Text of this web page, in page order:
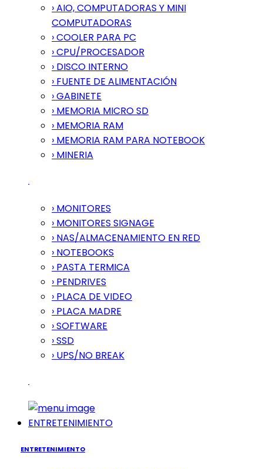
› AIO, COMPUTADORAS Y MINI
COMPUTADORAS
› COOLER PARA PC
› CPU/PROCESADOR
› DISCO INTERNO
› FUENTE DE ALIMENTACIÓN
› GABINETE
› MEMORIA MICRO SD
› MEMORIA RAM
› MEMORIA RAM PARA NOTEBOOK
› MINERIA
› MONITORES
› MONITORES SIGNAGE
› NAS/ALMACENAMIENTO EN RED
› NOTEBOOKS
› PASTA TERMICA
› PENDRIVES
› PLACA DE VIDEO
› PLACA MADRE
› SOFTWARE
› SSD
› UPS/NO BREAK
ENTRETENIMIENTO
ENTRETENIMIENTO